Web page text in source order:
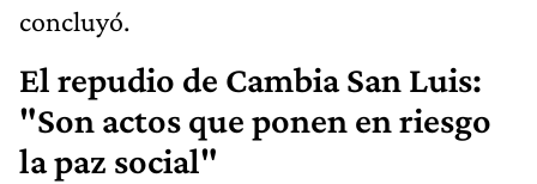
concluyó.
El repudio de Cambia San Luis:
"Son actos que ponen en riesgo
la paz social"